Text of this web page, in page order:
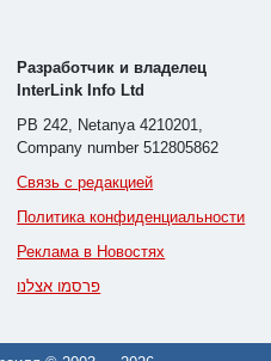
Разработчик и владелец
InterLink Info Ltd
PB 242, Netanya 4210201,
Company number 512805862
Связь с редакцией
Политика конфиденциальности
Реклама в Новостях
פרסמו אצלנו